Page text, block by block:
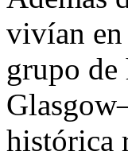
vivían
grupo de
histórica